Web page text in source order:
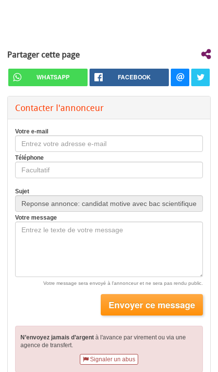
Partager cette page
WHATSAPP FACEBOOK
Contacter l'annonceur
Votre e-mail
Téléphone
Sujet
Votre message
Votre message sera envoyé à l'annonceur et ne sera pas rendu public.
Envoyer ce message
N’envoyez jamais d’argent à l'avance par virementou via une
agence de transfert.
Signaler un abus